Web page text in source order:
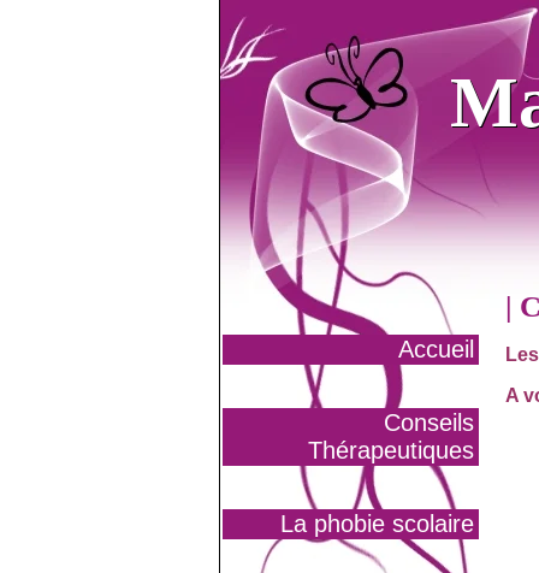
Accueil
Conseils
Thérapeutiques
La phobie scolaire
|
A